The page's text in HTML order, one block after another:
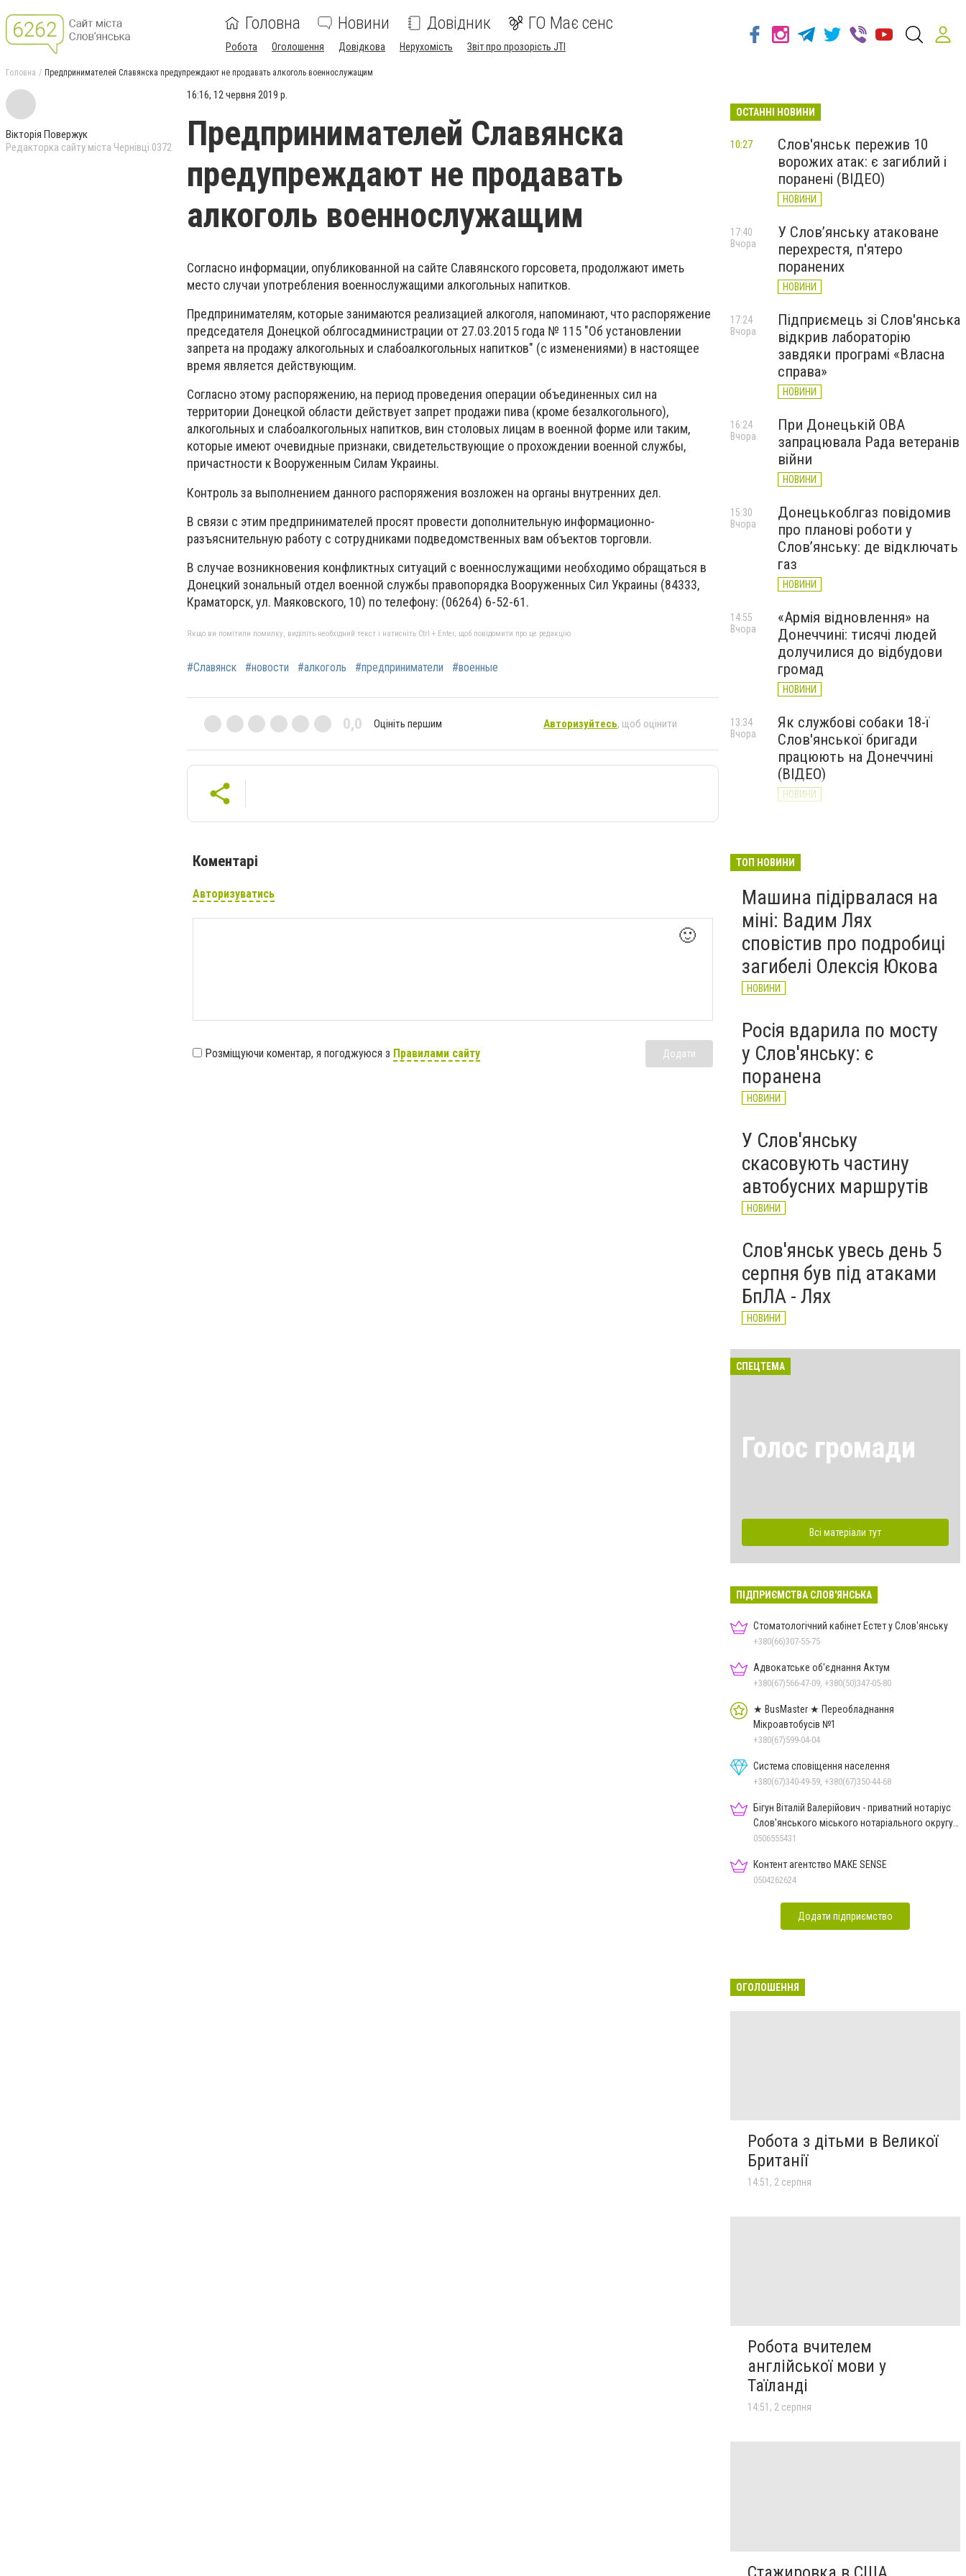
Головна Новини Довідник ГО Має сенс
Робота Оголошення Довідкова Нерухомість Звіт про прозорість JTI
Головна Предпринимателей Славянска предупреждают не продавать алкоголь военнослужащим
Вікторія Повержук
Редакторка сайту міста Чернівці 0372
16:16, 12 червня 2019 р.
Предпринимателей Славянска
предупреждают не продавать
алкоголь военнослужащим
Согласно информации, опубликованной на сайте Славянского горсовета, продолжают иметь
место случаи употребления военнослужащими алкогольных напитков.
Предпринимателям, которые занимаются реализацией алкоголя, напоминают, что распоряжение
председателя Донецкой облгосадминистрации от 27.03.2015 года № 115 "Об установлении
запрета на продажу алкогольных и слабоалкогольных напитков" (с изменениями) в настоящее
время является действующим.
Согласно этому распоряжению, на период проведения операции объединенных сил на
территории Донецкой области действует запрет продажи пива (кроме безалкогольного),
алкогольных и слабоалкогольных напитков, вин столовых лицам в военной форме или таким,
которые имеют очевидные признаки, свидетельствующие о прохождении военной службы,
причастности к Вооруженным Силам Украины.
Контроль за выполнением данного распоряжения возложен на органы внутренних дел.
В связи с этим предпринимателей просят провести дополнительную информационно-
разъяснительную работу с сотрудниками подведомственных вам объектов торговли.
В случае возникновения конфликтных ситуаций с военнослужащими необходимо обращаться в
Донецкий зональный отдел военной службы правопорядка Вооруженных Сил Украины (84333,
Краматорск, ул. Маяковского, 10) по телефону: (06264) 6-52-61.
Якщо ви помітили помилку, виділіть необхідний текст і натисніть Ctrl + Enter, щоб повідомити про це редакцію
#Славянск #новости #алкоголь #предприниматели #военные
0,0 Оцініть першим Авторизуйтесь, щоб оцінити
Коментарі
Авторизуватись
🙂
Розміщуючи коментар, я погоджуюся з Правилами сайту Додати
ОСТАННІ НОВИНИ
Слов'янськ пережив 10
ворожих атак: є загиблий і
поранені (ВІДЕО)
НОВИНИ
10:27
У Слов’янську атаковане
перехрестя, п'ятеро
поранених
НОВИНИ
17:40
Вчора
Підприємець зі Слов'янська
відкрив лабораторію
завдяки програмі «Власна
справа»
НОВИНИ
17:24
Вчора
При Донецькій ОВА
запрацювала Рада ветеранів
війни
НОВИНИ
16:24
Вчора
Донецькоблгаз повідомив
про планові роботи у
Слов’янську: де відключать
газ
НОВИНИ
15:30
Вчора
«Армія відновлення» на
Донеччині: тисячі людей
долучилися до відбудови
громад
НОВИНИ
14:55
Вчора
Як службові собаки 18-ї
Слов'янської бригади
працюють на Донеччині
(ВІДЕО)
НОВИНИ
13:34
Вчора
та найближчих напрямках
ТОП НОВИНИ
Машина підірвалася на
міні: Вадим Лях
сповістив про подробиці
загибелі Олексія Юкова
НОВИНИ
Росія вдарила по мосту
у Слов'янську: є
поранена
НОВИНИ
У Слов'янську
скасовують частину
автобусних маршрутів
НОВИНИ
Слов'янськ увесь день 5
серпня був під атаками
БпЛА - Лях
НОВИНИ
СПЕЦТЕМА
Голос громади
Всі матеріали тут
ПІДПРИЄМСТВА СЛОВ'ЯНСЬКА
Стоматологічний кабінет Естет у Слов'янську
+380(66)307-55-75
Адвокатське об'єднання Актум
+380(67)566-47-09, +380(50)347-05-80
★ BusMaster ★ Переобладнання
Мікроавтобусів №1
+380(67)599-04-04
Система сповіщення населення
+380(67)340-49-59, +380(67)350-44-68
Бігун Віталій Валерійович - приватний нотаріус
Слов'янського міського нотаріального округу
Дон.обл.
0506555431
Контент агентство MAKE SENSE
0504262624
Додати підприємство
ОГОЛОШЕННЯ
Робота з дітьми в Великої
Британії
14:51, 2 серпня
Робота вчителем
англійської мови у
Таїланді
14:51, 2 серпня